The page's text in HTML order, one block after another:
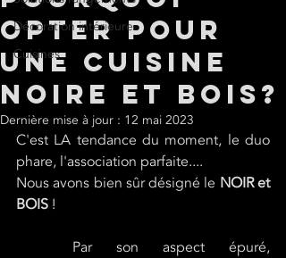
Décoration intérieure
Cuisines
opter pour
une cuisine
noire et bois?
Dernière mise à jour : 12 mai 2023
C'est LA tendance du moment, le duo
phare, l'association parfaite....
Nous avons bien sûr désigné le NOIR et
BOIS !